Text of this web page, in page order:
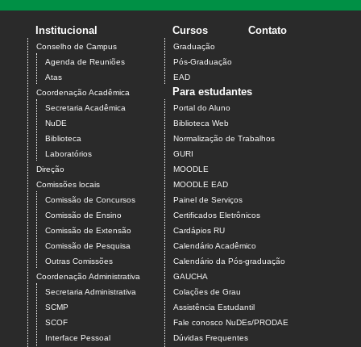
Institucional
Conselho de Campus
Agenda de Reuniões
Atas
Coordenação Acadêmica
Secretaria Acadêmica
NuDE
Biblioteca
Laboratórios
Direção
Comissões locais
Comissão de Concursos
Comissão de Ensino
Comissão de Extensão
Comissão de Pesquisa
Outras Comissões
Coordenação Administrativa
Secretaria Administrativa
SCMP
SCOF
Interface Pessoal
Cursos
Graduação
Pós-Graduação
EAD
Contato
Para estudantes
Portal do Aluno
Biblioteca Web
Normalização de Trabalhos
GURI
MOODLE
MOODLE EAD
Painel de Serviços
Certificados Eletrônicos
Cardápios RU
Calendário Acadêmico
Calendário da Pós-graduação
GAUCHA
Colações de Grau
Assistência Estudantil
Fale conosco NuDEs/PRODAE
Dúvidas Frequentes